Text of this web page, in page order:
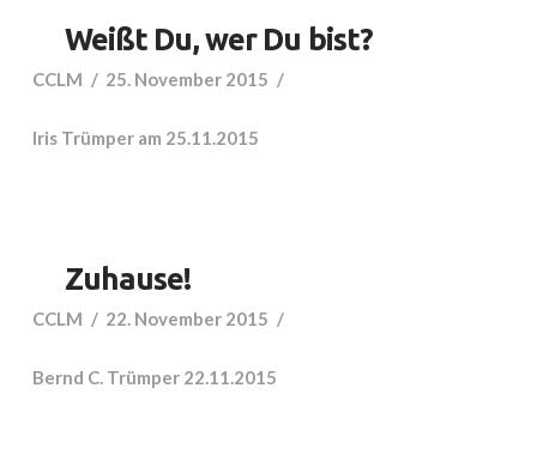
Weißt Du, wer Du bist?
CCLM 25. November 2015
Iris Trümper am 25.11.2015
Zuhause!
CCLM 22. November 2015
Bernd C. Trümper 22.11.2015